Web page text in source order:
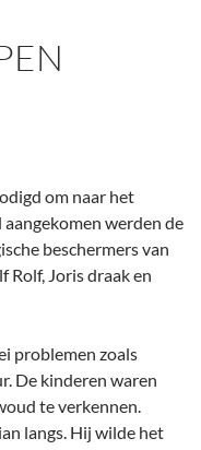
om naar het
aangekomen werden de
beschermers van
Rolf, Joris draak en
problemen zoals
De kinderen waren
te verkennen.
langs. Hij wilde het